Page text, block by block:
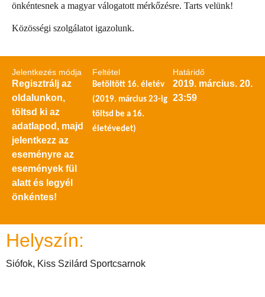
önkéntesnek a magyar válogatott mérkőzésre. Tarts velünk!
Közösségi szolgálatot igazolunk.
Jelentkezés módja
Regisztrálj az
oldalunkon,
töltsd ki az
adatlapod, majd
jelentkezz az
eseményre az
események fül
alatt és legyél
önkéntes!
Feltétel
Betöltött 16. életév
(2019. március 23-ig
töltsd be a 16.
életévedet)
Határidő
2019. március. 20.
23:59
Helyszín:
Siófok, Kiss Szilárd Sportcsarnok